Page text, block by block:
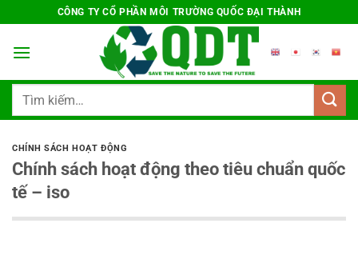
đến
nội
CÔNG TY CỔ PHẦN MÔI TRƯỜNG QUỐC ĐẠI THÀNH
Tìm
CHÍNH SÁCH HOẠT ĐỘNG
Chính sách hoạt động theo tiêu chuẩn quốc
tế – iso